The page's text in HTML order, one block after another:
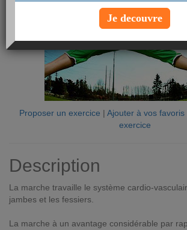
Proposer un exercice | Ajouter à vos favoris
exercice
Description
La marche travaille le système cardio-
jambes et les fessiers.
La marche à un avantage considérable par
Je decouvre